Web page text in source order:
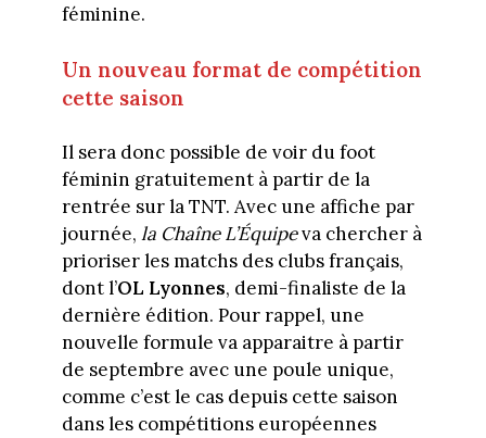
féminine.
Un nouveau format de compétition
cette saison
Il sera donc possible de voir du foot
féminin gratuitement à partir de la
rentrée sur la TNT. Avec une affiche par
journée, la Chaîne L’Équipeva chercher à
prioriser les matchs des clubs français,
dont l’OL Lyonnes, demi-finaliste de la
dernière édition. Pour rappel, une
nouvelle formule va apparaitre à partir
de septembre avec une poule unique,
comme c’est le cas depuis cette saison
dans les compétitions européennes